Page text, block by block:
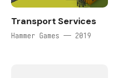
Transport Services
Hammer Games — 2019